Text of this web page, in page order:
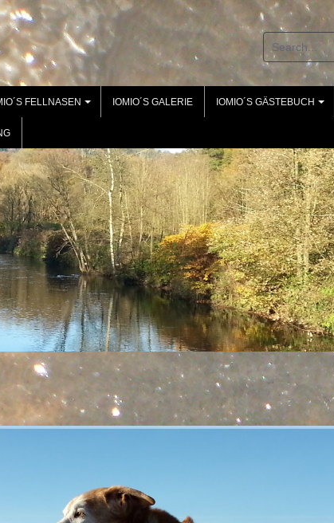
FELLNASEN IOMIO´S GALERIE IOMIO´S GÄSTEBUCH